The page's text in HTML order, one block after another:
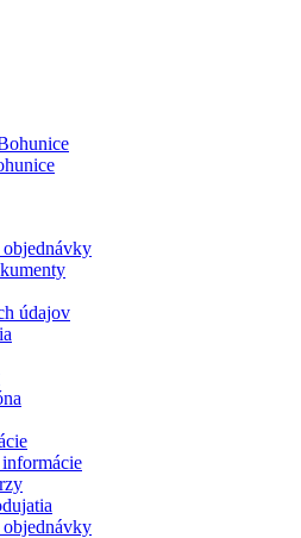
údajov